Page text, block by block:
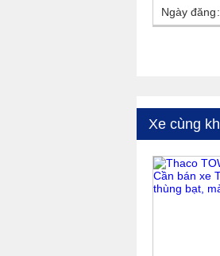
Ngày đăng
Xe cùng